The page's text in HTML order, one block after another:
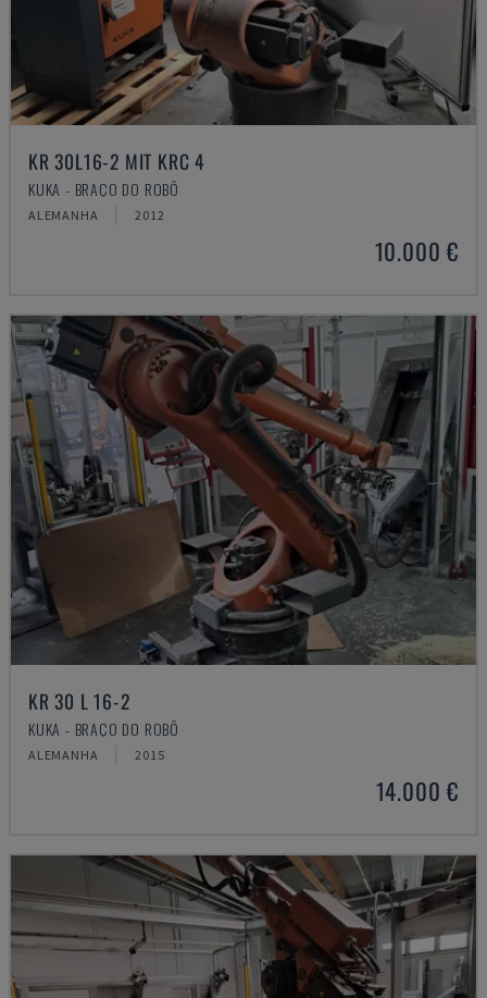
KR 30L16-2 MIT KRC 4
KUKA - BRAÇO DO ROBÔ
ALEMANHA 2012
10.000 €
KR 30 L 16-2
KUKA - BRAÇO DO ROBÔ
ALEMANHA 2015
14.000 €